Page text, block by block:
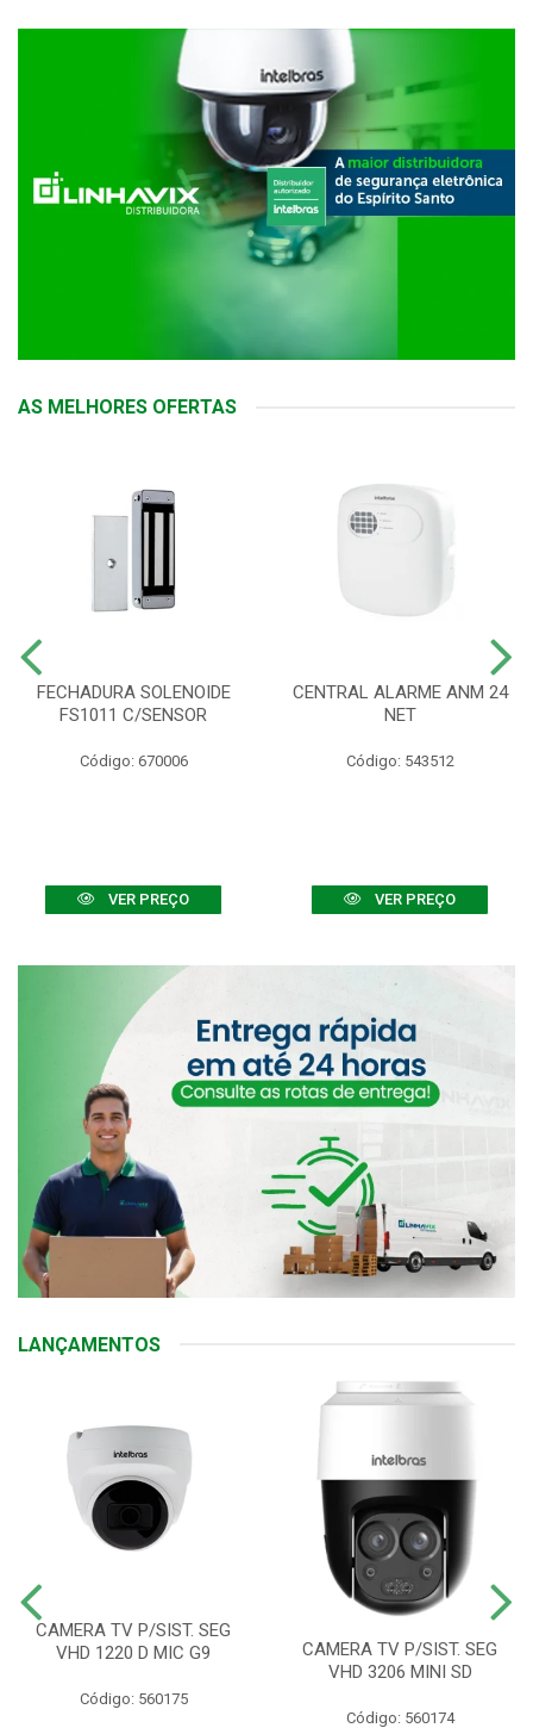
AS MELHORES OFERTAS
FECHADURA SOLENOIDE
FS1011 C/SENSOR
Código: 670006
VER PREÇO
CENTRAL ALARME ANM 24
NET
Código: 543512
VER PREÇO
LANÇAMENTOS
CAMERA TV P/SIST. SEG
VHD 1220 D MIC G9
Código: 560175
CAMERA TV P/SIST. SEG
VHD 3206 MINI SD
Código: 560174